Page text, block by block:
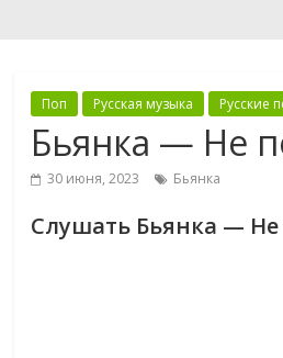
Поп Русская музыка Русские
Бьянка — Не
30 июня, 2023 Бьянка
Слушать Бьянка — Не